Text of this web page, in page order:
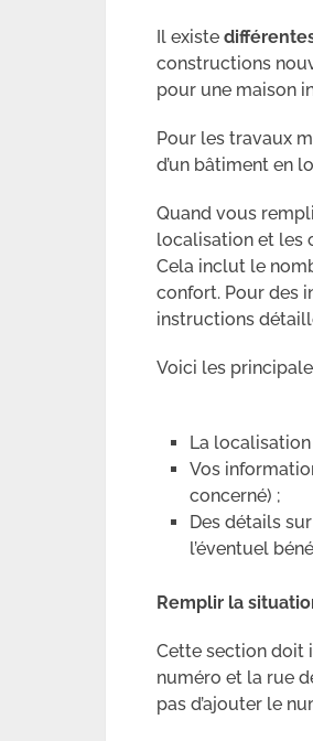
Il existe
constructions
pour une maison
Pour les travaux
d’un bâtiment en
Quand vous
localisation et les
Cela inclut le
confort. Pour des
instructions
Voici les
La
Vos
concerné) ;
Des détails
l’éventuel
Remplir la
Cette section doit
numéro et la rue
pas d’ajouter le